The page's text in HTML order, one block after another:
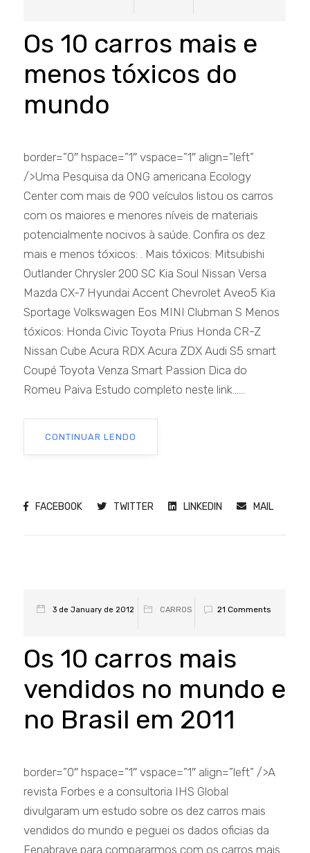
Os 10 carros mais e
menos tóxicos do
mundo
border=”0″ hspace=”1″ vspace=”1″ align=”left”
/>Uma Pesquisa da ONG americana Ecology
Center com mais de 900 veículos listou os carros
com os maiores e menores níveis de materiais
potencialmente nocivos à saúde. Confira os dez
mais e menos tóxicos: . Mais tóxicos: Mitsubishi
Outlander Chrysler 200 SC Kia Soul Nissan Versa
Mazda CX-7 Hyundai Accent Chevrolet Aveo5 Kia
Sportage Volkswagen Eos MINI Clubman S Menos
tóxicos: Honda Civic Toyota Prius Honda CR-Z
Nissan Cube Acura RDX Acura ZDX Audi S5 smart
Coupé Toyota Venza Smart Passion Dica do
Romeu Paiva Estudo completo neste link......
CONTINUAR LENDO
FACEBOOK TWITTER LINKEDIN MAIL
3 de January de 2012 CARROS 21 Comments
Os 10 carros mais
vendidos no mundo e
no Brasil em 2011
border=”0″ hspace=”1″ vspace=”1″ align=”left” />A
revista Forbes e a consultoria IHS Global
divulgaram um estudo sobre os dez carros mais
vendidos do mundo e peguei os dados oficias da
Fenabrave para compararmos com os carros mais